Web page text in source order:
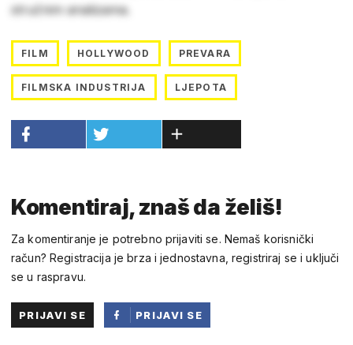
stručnim analizama.
FILM HOLLYWOOD PREVARA
FILMSKA INDUSTRIJA LJEPOTA
Komentiraj, znaš da želiš!
Za komentiranje je potrebno prijaviti se. Nemaš korisnički
račun? Registracija je brza i jednostavna, registriraj se i uključi
se u raspravu.
PRIJAVI SE
PRIJAVI SE